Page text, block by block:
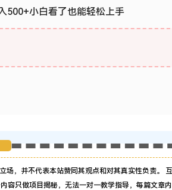
500+小白看了也能轻松上手
场，并不代表本站赞同其观点和对其真实性负责。 互
容只做项目揭秘，无法一对一教学指导，每篇文章内